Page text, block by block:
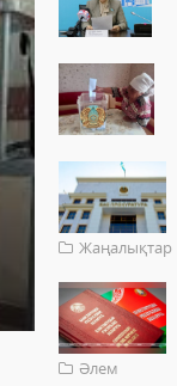
Жаңалықтар
Әлем